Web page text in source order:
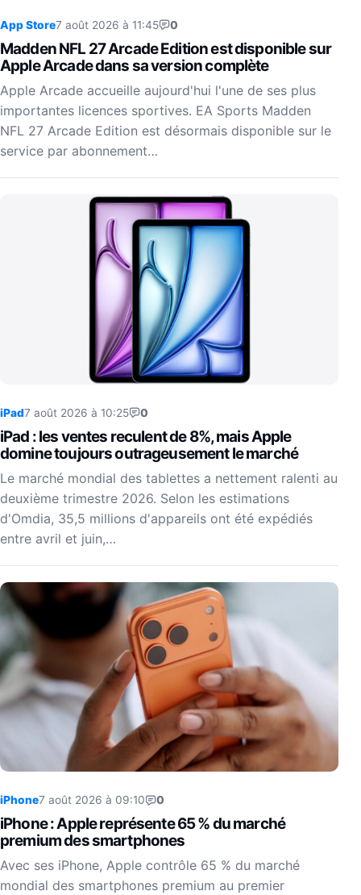
App Store7 août 2026 à 11:45 0
Madden NFL 27 Arcade Edition est disponible sur
Apple Arcade dans sa version complète
Apple Arcade accueille aujourd'hui l'une de ses plus
importantes licences sportives. EA Sports Madden
NFL 27 Arcade Edition est désormais disponible sur le
service par abonnement…
iPad7 août 2026 à 10:25 0
iPad : les ventes reculent de 8%, mais Apple
domine toujours outrageusement le marché
Le marché mondial des tablettes a nettement ralenti au
deuxième trimestre 2026. Selon les estimations
d'Omdia, 35,5 millions d'appareils ont été expédiés
entre avril et juin,…
iPhone7 août 2026 à 09:10 0
iPhone : Apple représente 65 % du marché
premium des smartphones
Avec ses iPhone, Apple contrôle 65 % du marché
mondial des smartphones premium au premier